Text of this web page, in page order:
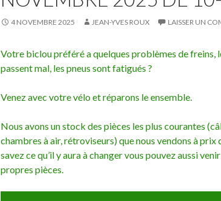
4 NOVEMBRE 2025 JEAN-YVES ROUX LAISSER UN
Votre biclou préféré a quelques problèmes de freins,
passent mal, les pneus sont fatigués ?
Venez avec votre vélo et réparons le ensemble.
Nous avons un stock des pièces les plus courantes
chambres à air, rétroviseurs) que nous vendons à prix
savez ce qu’il y aura à changer vous pouvez aussi
propres pièces.